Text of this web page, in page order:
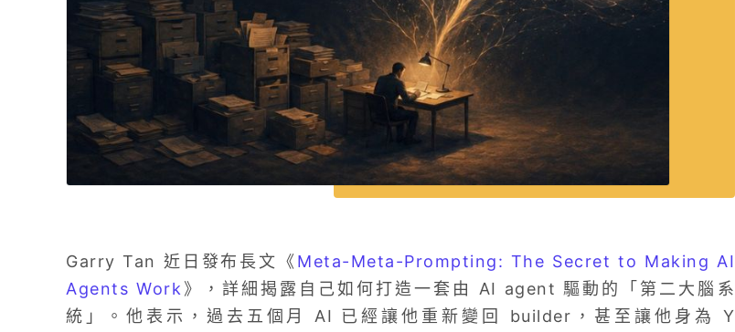
Garry Tan 近日發布長文《 Meta-Meta-Prompting: The Secret to Making AI
Agents Work》，詳細揭露自己如何打造一套由 AI agent 驅動的「第二大腦系
統」。他表示，過去五個月 AI 已經讓他重新變回 builder，甚至讓他身為 Y